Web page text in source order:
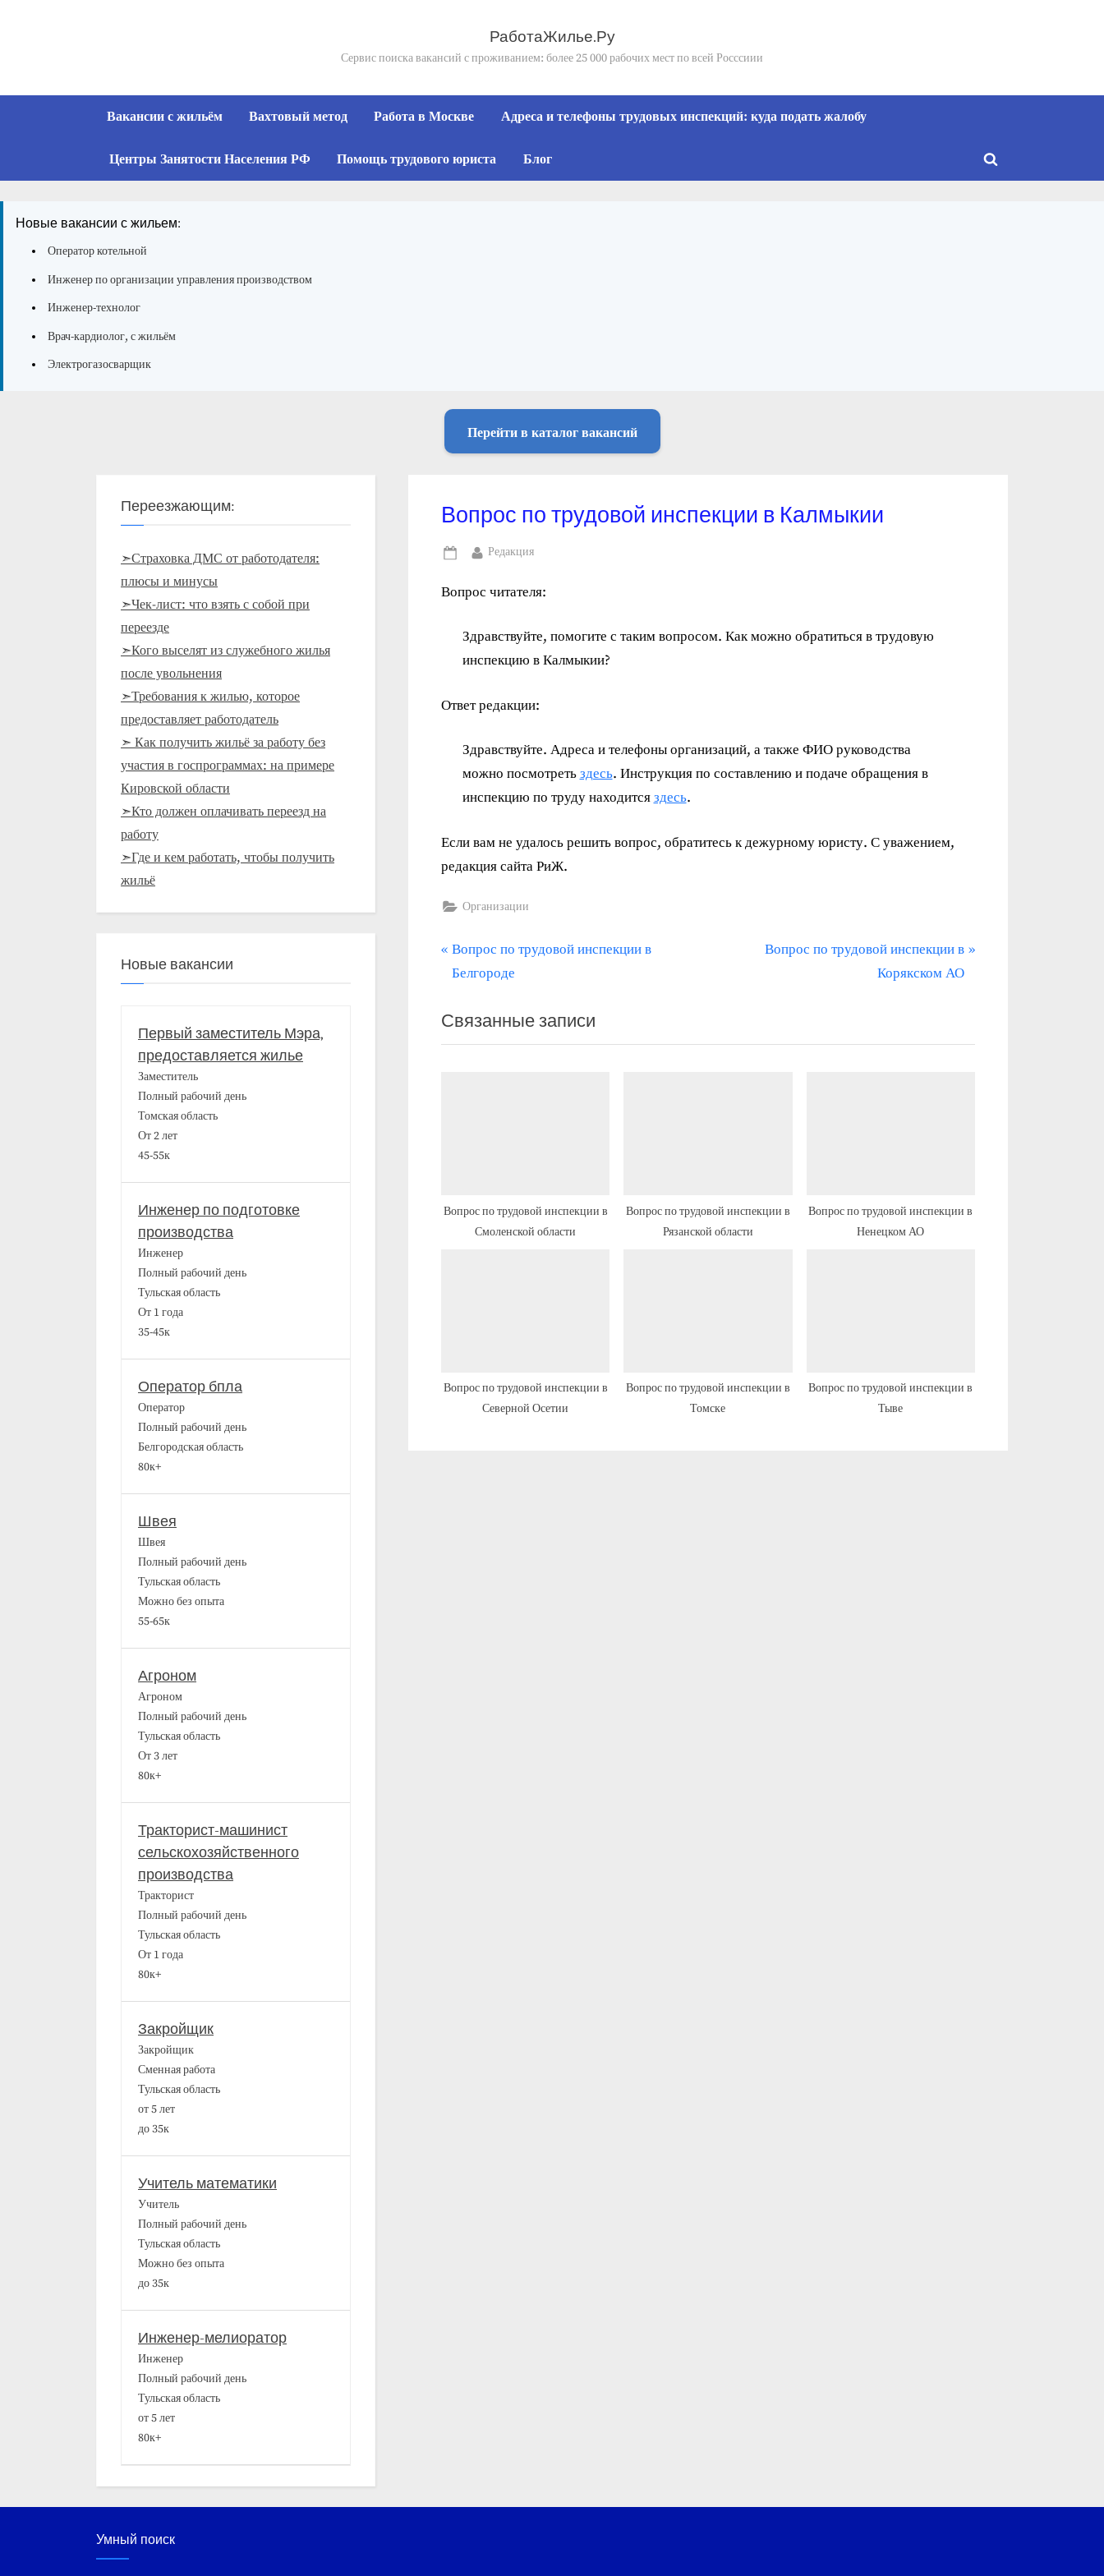
РаботаЖилье.Ру
Сервис поиска вакансий с проживанием: более 25 000 рабочих мест по всей Росссиии
Вакансии с жильём Вахтовый метод Работа в Москве Адреса и телефоны трудовых инспекций: куда подать жалобу
Центры Занятости Населения РФ Помощь трудового юриста Блог
Toggle
Новые вакансии с жильем:
Оператор котельной
Инженер по организации управления производством
Инженер-технолог
Врач-кардиолог, с жильём
Электрогазосварщик
Перейти в каталог вакансий
Вопрос по трудовой инспекции в Калмыкии
Posted
By
Редакция
Вопрос читателя:
Здравствуйте, помогите с таким вопросом. Как можно обратиться в трудовую
инспекцию в Калмыкии?
Ответ редакции:
Здравствуйте. Адреса и телефоны организаций, а также ФИО руководства
можно посмотретьздесь. Инструкция по составлению и подаче обращения в
инспекцию по труду находитсяздесь.
Если вам не удалось решить вопрос, обратитесь к дежурному юристу. С уважением,
редакция сайта РиЖ.
Организации
Навигация
по
записям
П
р
д
ы
а
Вопрос по трудовой инспекции в
Белгороде
С
у
п
Вопрос по трудовой инспекции в
Корякском АО
Связанные записи
Вопрос по трудовой инспекции в
Смоленской области
Вопрос по трудовой инспекции в
Рязанской области
Вопрос по трудовой инспекции в
Ненецком АО
Вопрос по трудовой инспекции в
Северной Осетии
Вопрос по трудовой инспекции в
Томске
Вопрос по трудовой инспекции в
Тыве
Переезжающим:
➣Страховка ДМС от работодателя:
плюсы и минусы
➣Чек-лист: что взять с собой при
переезде
➣Кого выселят из служебного жилья
после увольнения
➣Требования к жилью, которое
предоставляет работодатель
➣ Как получить жильё за работу без
участия в госпрограммах: на примере
Кировской области
➣Кто должен оплачивать переезд на
работу
➣Где и кем работать, чтобы получить
жильё
Новые вакансии
Первый заместитель Мэра,
предоставляется жилье
Заместитель
Полный рабочий день
Томская область
От 2 лет
45-55к
Инженер по подготовке
производства
Инженер
Полный рабочий день
Тульская область
От 1 года
35-45к
Оператор бпла
Оператор
Полный рабочий день
Белгородская область
80к+
Швея
Швея
Полный рабочий день
Тульская область
Можно без опыта
55-65к
Агроном
Агроном
Полный рабочий день
Тульская область
От 3 лет
80к+
Тракторист-машинист
сельскохозяйственного
производства
Тракторист
Полный рабочий день
Тульская область
От 1 года
80к+
Закройщик
Закройщик
Сменная работа
Тульская область
от 5 лет
до 35к
Учитель математики
Учитель
Полный рабочий день
Тульская область
Можно без опыта
до 35к
Инженер-мелиоратор
Инженер
Полный рабочий день
Тульская область
от 5 лет
80к+
Умный поиск